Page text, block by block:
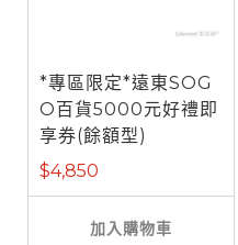
*專區限定*遠東SOG
O百貨5000元好禮即
享券(餘額型)
$4,850
加入購物車